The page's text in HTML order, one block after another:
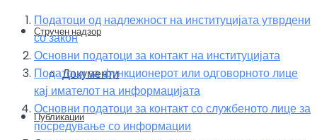
Стручен надзор
Документи
Публикации
Податоци од надлежност на институцијата утврдени
со закон
Основни податоци за контакт на институцијата
Податоци за функционерот или одговорното лице
кај имателот на информацијата
Основни податоци за контакт со службеното лице за
посредување со информации